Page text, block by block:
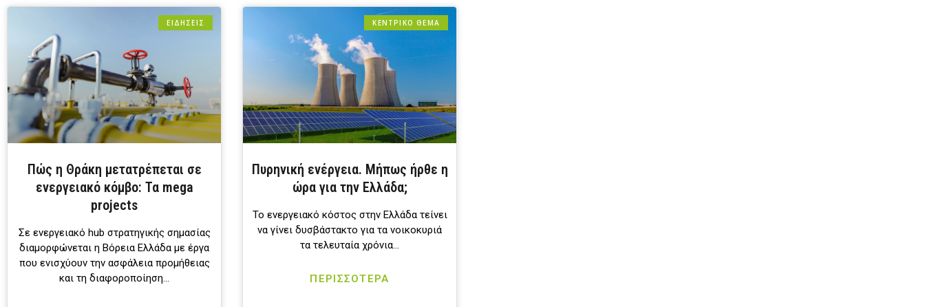
ΕΙΔΗΣΕΙΣ
Πώς η Θράκη μετατρέπεται σε
ενεργειακό κόμβο: Τα mega
projects
Σε ενεργειακό hub στρατηγικής σημασίας
διαμορφώνεται η Βόρεια Ελλάδα με έργα
που ενισχύουν την ασφάλεια προμήθειας
και τη διαφοροποίηση…
ΚΕΝΤΡΙΚΟ ΘΕΜΑ
Πυρηνική ενέργεια. Μήπως ήρθε η
ώρα για την Ελλάδα;
Το ενεργειακό κόστος στην Ελλάδα τείνει
να γίνει δυσβάστακτο για τα νοικοκυριά
τα τελευταία χρόνια…
ΠΕΡΙΣΣΟΤΕΡΑ